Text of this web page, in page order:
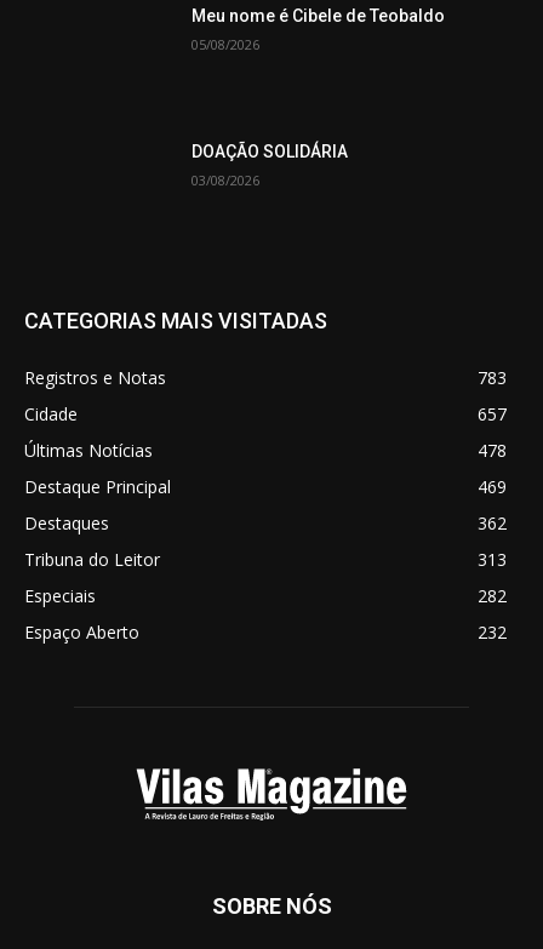
Meu nome é Cibele de Teobaldo
05/08/2026
DOAÇÃO SOLIDÁRIA
03/08/2026
CATEGORIAS MAIS VISITADAS
Registros e Notas
783
Cidade
657
Últimas Notícias
478
Destaque Principal
469
Destaques
362
Tribuna do Leitor
313
Especiais
282
Espaço Aberto
232
SOBRE NÓS